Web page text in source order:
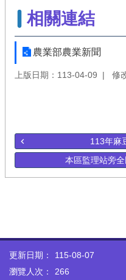
相關連結
農業部農業新聞
上版日期：113-04-09 修
113年麻
本區監理站旁全
更新日期：
115-08-07
瀏覽人次：
266